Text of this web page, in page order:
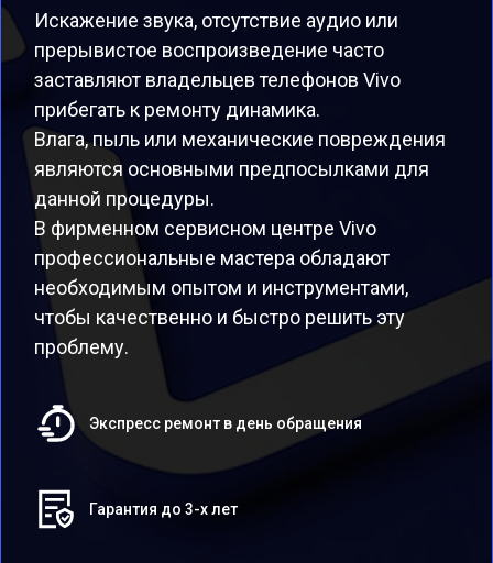
Искажение звука, отсутствие аудио или
прерывистое воспроизведение часто
заставляют владельцев телефонов Vivo
прибегать к ремонту динамика.
Влага, пыль или механические повреждения
являются основными предпосылками для
данной процедуры.
В фирменном сервисном центре Vivo
профессиональные мастера обладают
необходимым опытом и инструментами,
чтобы качественно и быстро решить эту
проблему.
Экспресс ремонт в день обращения
Гарантия до 3-х лет